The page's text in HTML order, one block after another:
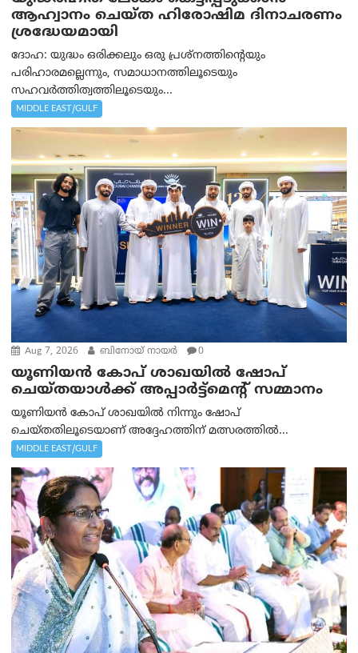
ആഹ്വാനം ചെയ്ത ഹിരോഷിമ ദിനാചരണം
ശ്രദ്ധേയമായി
ദോഹ: യുദ്ധം ഒരിക്കലും ഒരു പ്രശ്‌നത്തിന്റെയും
പരിഹാരമല്ലെന്നും, സമാധാനത്തിലൂടെയും
സഹവര്‍ത്തിത്വത്തിലൂടെയും...
MIDDLE EAST/GULF
Aug 7, 2026 ബിനോയ് നായര്‍ 0
യൂണിയൻ കോപ് ശാഖയിൽ ഷോപ്
ചെയ്തയാൾക്ക് അപ്പാർട്ട്മെന്റ് സമ്മാനം
യൂണിയൻ കോപ് ശാഖയിൽ നിന്നും ഷോപ്
ചെയ്തതിലൂടെയാണ് അദ്ദേഹത്തിന് മത്സരത്തിൽ...
MIDDLE EAST/GULF